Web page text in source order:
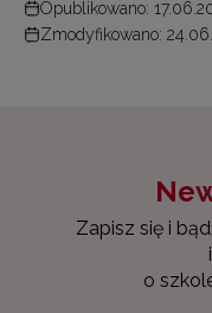
Opublikowano:
Zmodyfikowano:
Zapisz się i
o